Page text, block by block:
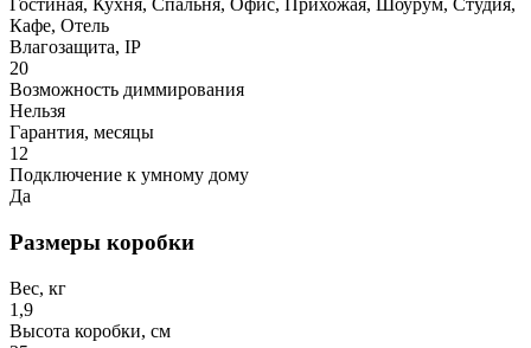
Гостиная, Кухня, Спальня, Офис, Прихожая, Шоурум, Студия,
Кафе, Отель
Влагозащита, IP
20
Возможность диммирования
Нельзя
Гарантия, месяцы
12
Подключение к умному дому
Да
Размеры коробки
Вес, кг
1,9
Высота коробки, см